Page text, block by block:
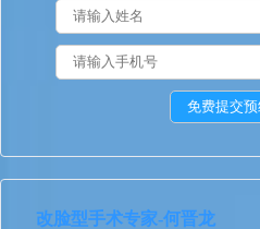
改脸型手术专家-何晋龙